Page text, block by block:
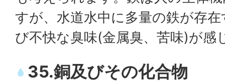
すが、水道水中に多量の鉄が存
び不快な臭味(金属臭、苦味)が感
35.銅及びその化合物